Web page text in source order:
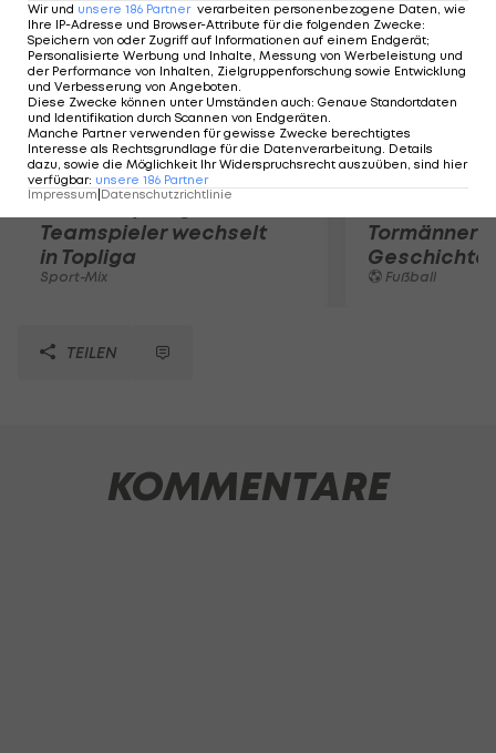
Karrieresprung! ÖVV-
Teamspieler wechselt
in Topliga
Sport-Mix
Tormänner
Geschichte
Fußball
TEILEN
KOMMENTARE
Wir und unsere 186 Partner verarbeiten personenbezogene Daten, wie
Ihre IP-Adresse und Browser-Attribute für die folgenden Zwecke:
Speichern von oder Zugriff auf Informationen auf einem Endgerät;
Personalisierte Werbung und Inhalte, Messung von Werbeleistung und
der Performance von Inhalten, Zielgruppenforschung sowie Entwicklung
und Verbesserung von Angeboten.
Diese Zwecke können unter Umständen auch: Genaue Standortdaten
und Identifikation durch Scannen von Endgeräten.
Manche Partner verwenden für gewisse Zwecke berechtigtes
Interesse als Rechtsgrundlage für die Datenverarbeitung. Details
dazu, sowie die Möglichkeit Ihr Widerspruchsrecht auszuüben, sind hier
verfügbar: unsere 186 Partner
Impressum Datenschutzrichtlinie